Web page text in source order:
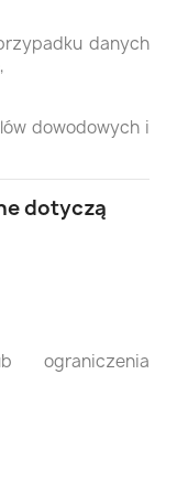
danych
dowodowych i
dotyczą
ograniczenia